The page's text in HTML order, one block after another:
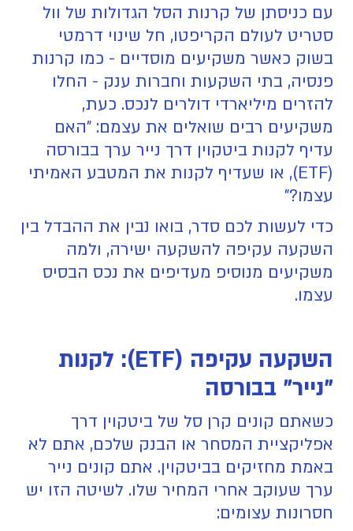
עם כניסתן של קרנות הסל הגדולות של וול
סטריט לעולם הקריפטו, חל שינוי דרמטי
בשוק כאשר משקיעים מוסדיים - כמו קרנות
פנסיה, בתי השקעות וחברות ענק - החלו
להזרים מיליארדי דולרים לנכס. כעת,
משקיעים רבים שואלים את עצמם: "האם
עדיף לקנות ביטקוין דרך נייר ערך בבורסה
(ETF), או שעדיף לקנות את המטבע האמיתי
עצמו?"
כדי לעשות לכם סדר, בואו נבין את ההבדל בין
השקעה עקיפה להשקעה ישירה, ולמה
משקיעים מנוסיפ מעדיפים את נכס הבסיס
עצמו.
השקעה עקיפה (ETF): לקנות
"נייר" בבורסה
‍כשאתם קונים קרן סל של ביטקוין דרך
אפליקציית המסחר או הבנק שלכם, אתם לא
באמת מחזיקים בביטקוין. אתם קונים נייר
ערך שעוקב אחרי המחיר שלו. לשיטה הזו יש
חסרונות עצומים: